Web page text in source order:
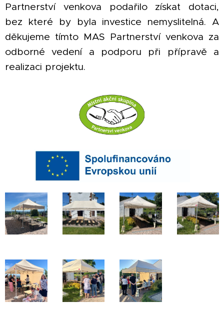
Partnerství venkova podařilo získat dotaci,
bez které by byla investice nemyslitelná. A
děkujeme tímto MAS Partnerství venkova za
odborné vedení a podporu při přípravě a
realizaci projektu.